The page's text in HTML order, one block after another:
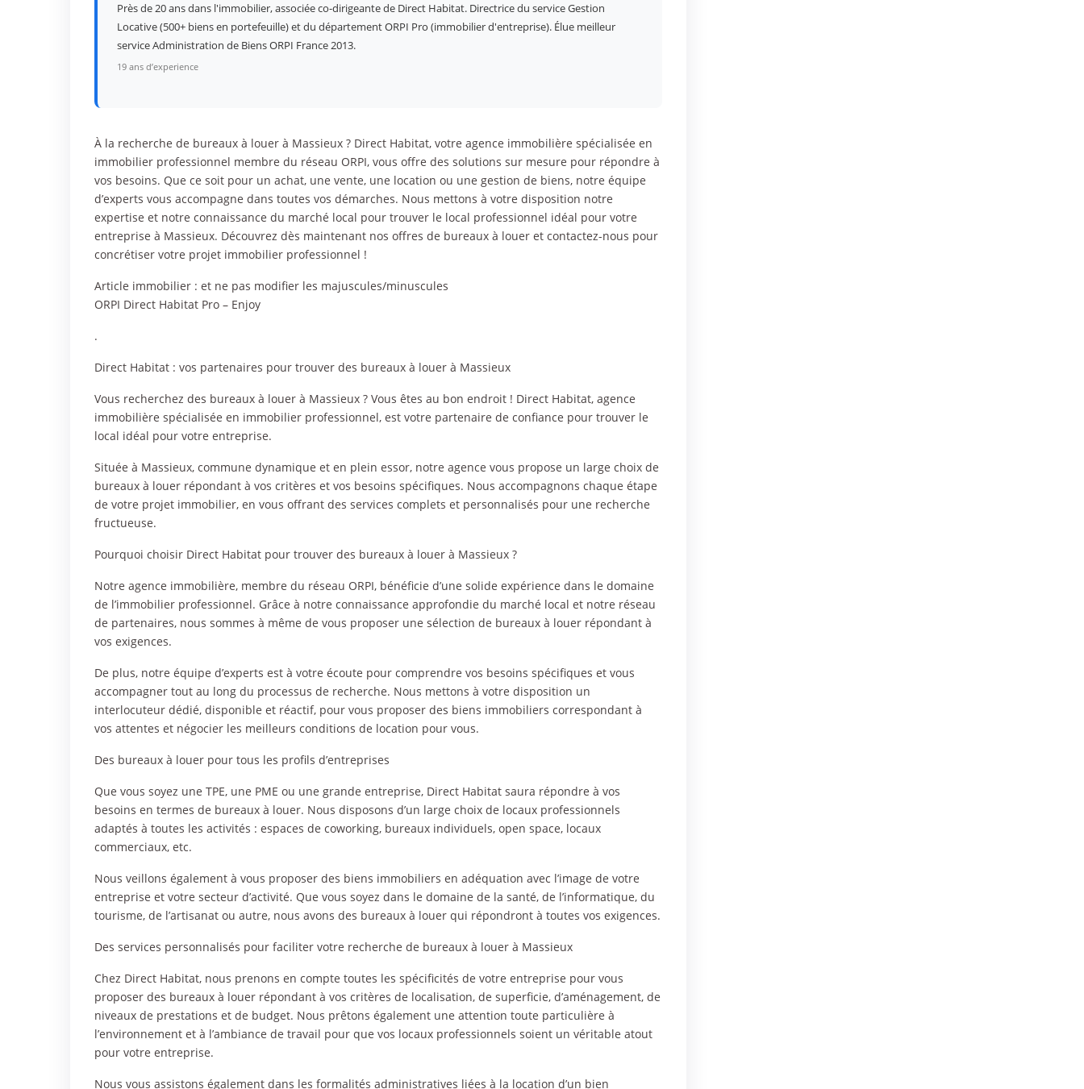
Près de 20 ans dans l'immobilier, associée co-dirigeante de Direct Habitat. Directrice du service Gestion
Locative (500+ biens en portefeuille) et du département ORPI Pro (immobilier d'entreprise). Élue meilleur
service Administration de Biens ORPI France 2013.
19 ans d’experience
À la recherche de bureaux à louer à Massieux ? Direct Habitat, votre agence immobilière spécialisée en
immobilier professionnel membre du réseau ORPI, vous offre des solutions sur mesure pour répondre à
vos besoins. Que ce soit pour un achat, une vente, une location ou une gestion de biens, notre équipe
d’experts vous accompagne dans toutes vos démarches. Nous mettons à votre disposition notre
expertise et notre connaissance du marché local pour trouver le local professionnel idéal pour votre
entreprise à Massieux. Découvrez dès maintenant nos offres de bureaux à louer et contactez-nous pour
concrétiser votre projet immobilier professionnel !
Article immobilier : et ne pas modifier les majuscules/minuscules
ORPI Direct Habitat Pro – Enjoy
.
Direct Habitat : vos partenaires pour trouver des bureaux à louer à Massieux
Vous recherchez des bureaux à louer à Massieux ? Vous êtes au bon endroit ! Direct Habitat, agence
immobilière spécialisée en immobilier professionnel, est votre partenaire de confiance pour trouver le
local idéal pour votre entreprise.
Située à Massieux, commune dynamique et en plein essor, notre agence vous propose un large choix de
bureaux à louer répondant à vos critères et vos besoins spécifiques. Nous accompagnons chaque étape
de votre projet immobilier, en vous offrant des services complets et personnalisés pour une recherche
fructueuse.
Pourquoi choisir Direct Habitat pour trouver des bureaux à louer à Massieux ?
Notre agence immobilière, membre du réseau ORPI, bénéficie d’une solide expérience dans le domaine
de l’immobilier professionnel. Grâce à notre connaissance approfondie du marché local et notre réseau
de partenaires, nous sommes à même de vous proposer une sélection de bureaux à louer répondant à
vos exigences.
De plus, notre équipe d’experts est à votre écoute pour comprendre vos besoins spécifiques et vous
accompagner tout au long du processus de recherche. Nous mettons à votre disposition un
interlocuteur dédié, disponible et réactif, pour vous proposer des biens immobiliers correspondant à
vos attentes et négocier les meilleurs conditions de location pour vous.
Des bureaux à louer pour tous les profils d’entreprises
Que vous soyez une TPE, une PME ou une grande entreprise, Direct Habitat saura répondre à vos
besoins en termes de bureaux à louer. Nous disposons d’un large choix de locaux professionnels
adaptés à toutes les activités : espaces de coworking, bureaux individuels, open space, locaux
commerciaux, etc.
Nous veillons également à vous proposer des biens immobiliers en adéquation avec l’image de votre
entreprise et votre secteur d’activité. Que vous soyez dans le domaine de la santé, de l’informatique, du
tourisme, de l’artisanat ou autre, nous avons des bureaux à louer qui répondront à toutes vos exigences.
Des services personnalisés pour faciliter votre recherche de bureaux à louer à Massieux
Chez Direct Habitat, nous prenons en compte toutes les spécificités de votre entreprise pour vous
proposer des bureaux à louer répondant à vos critères de localisation, de superficie, d’aménagement, de
niveaux de prestations et de budget. Nous prêtons également une attention toute particulière à
l’environnement et à l’ambiance de travail pour que vos locaux professionnels soient un véritable atout
pour votre entreprise.
Nous vous assistons également dans les formalités administratives liées à la location d’un bien